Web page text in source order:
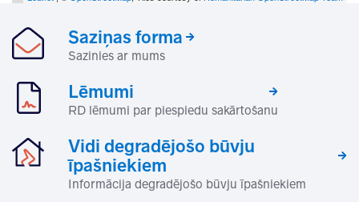
Saziņas forma
Sazinies ar mums
Lēmumi
RD lēmumi par piespiedu sakārtošanu
Vidi degradējošo būvju
īpašniekiem
Informācija degradējošo būvju īpašniekiem